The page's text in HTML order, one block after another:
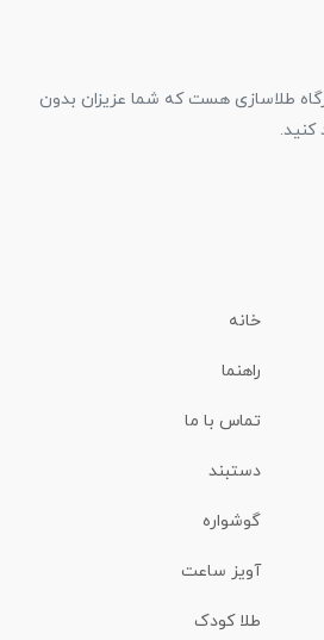
طلاسازی هست که شما عزیزان بدون
کنید.
خانه
راهنما
تماس با ما
دستبند
گوشواره
آویز ساعت
طلا کودک